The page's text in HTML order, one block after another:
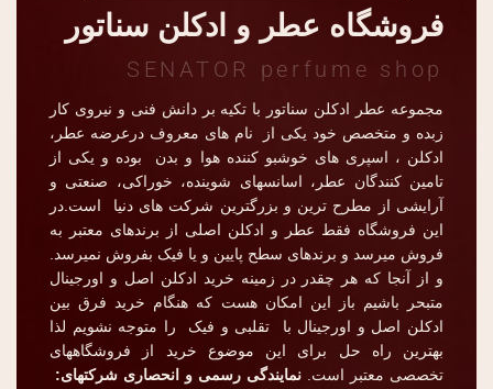
فروشگاه عطر و ادکلن سناتور
SENATOR perfume shop
مجموعه عطر ادکلن سناتور با تکیه بر دانش فنی و نیروی کار
زبده و متخصص خود یکی از نام های معروف درعرضه عطر،
ادکلن ، اسپری های خوشبو کننده هوا و بدن بوده و یکی از
تامین کنندگان عطر، اسانسهای شوینده، خوراکی، صنعتی و
آرایشی از مطرح ترین و بزرگترین شرکت های دنیا است.در
این فروشگاه فقط عطر و ادکلن اصلی از برندهای معتبر به
فروش میرسد و برندهای سطح پایین و یا فیک بفروش نمیرسد.
و از آنجا که هر چقدر در زمینه خرید ادکلن اصل و اورجینال
متبحر باشیم باز این امکان هست که هنگام خرید فرق بین
ادکلن اصل و اورجینال با تقلبی و فیک را متوجه نشویم لذا
بهترین راه حل برای این موضوع خرید از فروشگاههای
تخصصی معتبر است. نمایندگی رسمی و انحصاری شرکتهای: